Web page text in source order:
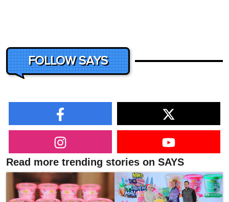
FOLLOW SAYS
Read more trending stories on SAYS